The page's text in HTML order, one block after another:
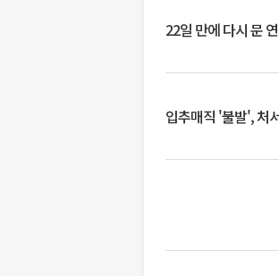
22일 만에 다시 문
입추매직 '불발', 처